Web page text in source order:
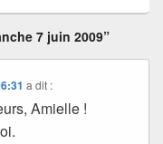
7 juin 2009”
a dit :
Amielle !